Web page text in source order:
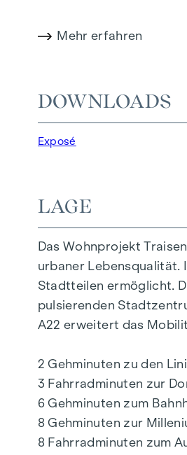
Einzimmerapartments
Wohnambiente, selbst
AUSSTATTUNG
Außenliegender,
Klimaanlage im DG
Fußbodenheizung
Photovoltaikanlage
Digitale
schwarzes Brett über
Smarte
HIGHLIGHTS
269
1 bis 4 Zimmer mit
Gärten, Balkone,
Mehr erfahren
DOWNLOADS
Exposé
LAGE
Das Wohnprojekt
urbaner Lebensqualität.
Stadtteilen ermöglicht.
pulsierenden
A22 erweitert das
2 Gehminuten zu den
3 Fahrradminuten zur
6 Gehminuten zum
8 Gehminuten zur
8 Fahrradminuten zum